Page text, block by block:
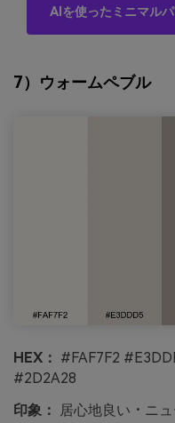
AIを使ったミニマル
7）ウォームペブル
HEX： #FAF7F2
#2D2A28
印象：
居心地良い・ニ